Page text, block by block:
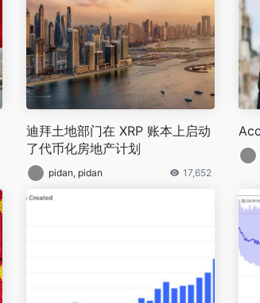
迪拜土地部门在 XRP 账本上启动
了代币化房地产计划
pidan, pidan 17,652